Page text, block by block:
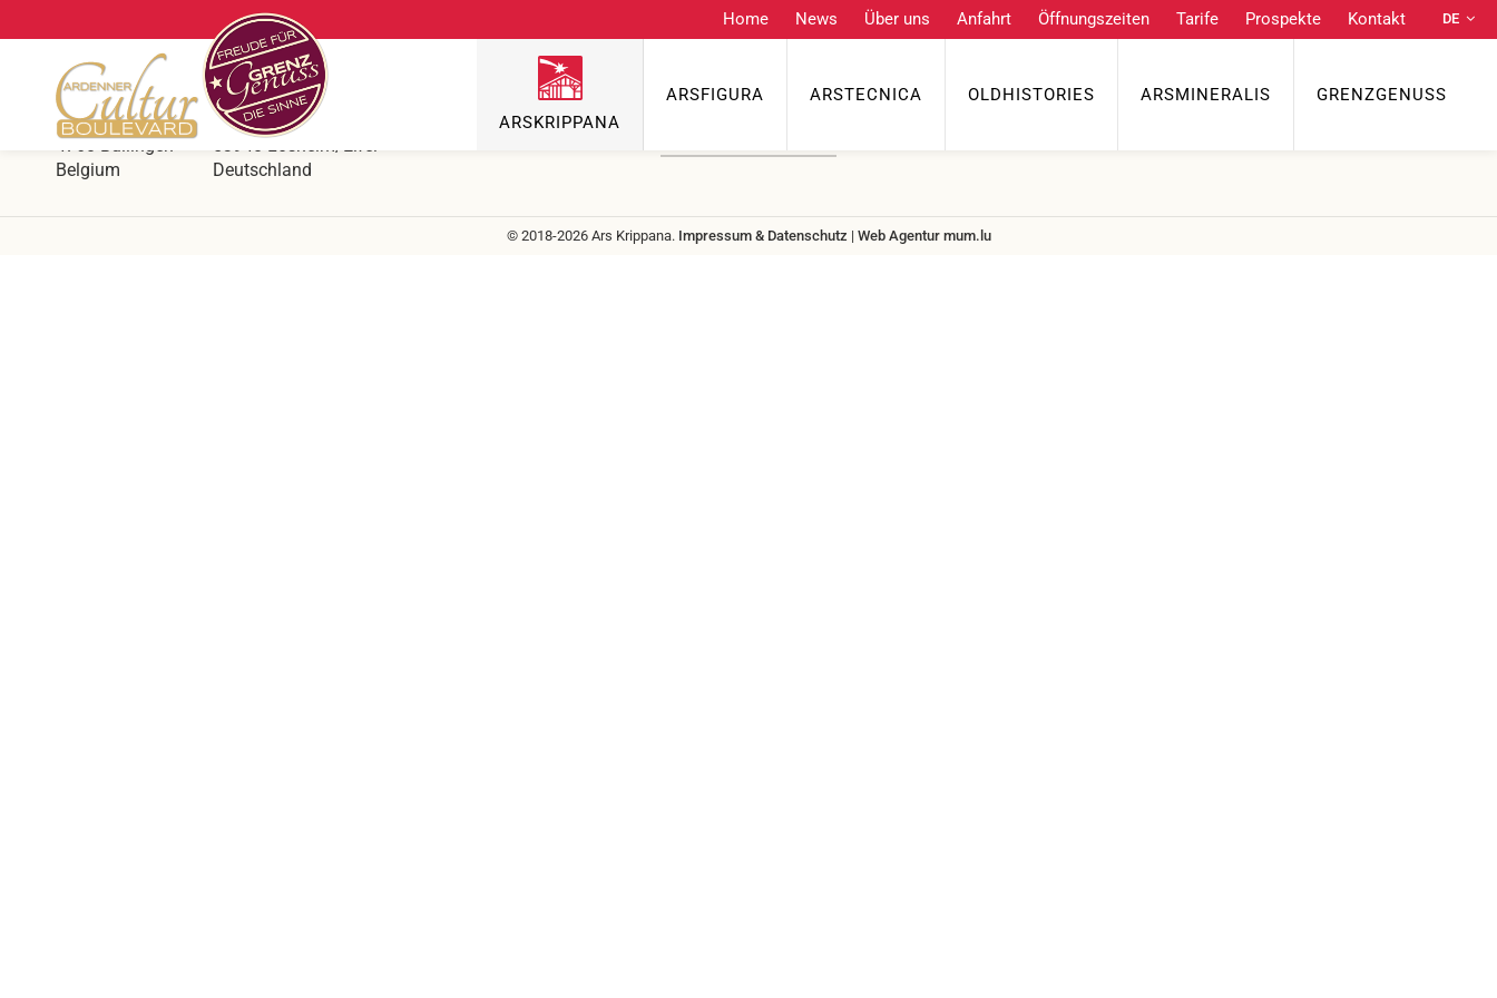
Home News Über uns Anfahrt Öffnungszeiten Tarife Prospekte Kontakt
DE
ARSKRIPPANA
ARSFIGURA ARSTECNICA OLDHISTORIES ARSMINERALIS GRENZGENUSS
Ars Krippana
Direkt an der deutsch belgischen Grenze
Hergersberg 1
4760 Büllingen
Belgium
Prümer Str. 55
53940 Losheim/Eifel
Deutschland
Telefon
Anfahrt Öffnungszeiten Tarife
© 2018-2026 Ars Krippana. Impressum & Datenschutz | Web Agentur mum.lu